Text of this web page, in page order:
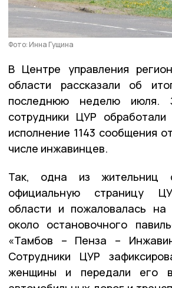
Фото: Инна Гущина
В Центре управления
области рассказали об
последнюю неделю июля.
сотрудники ЦУР
исполнение 1143 сообщения
числе инжавинцев.
Так, одна из жительниц
официальную страницу
области и пожаловалась на
около остановочного
«Тамбов – Пенза –
Сотрудники ЦУР
женщины и передали его в